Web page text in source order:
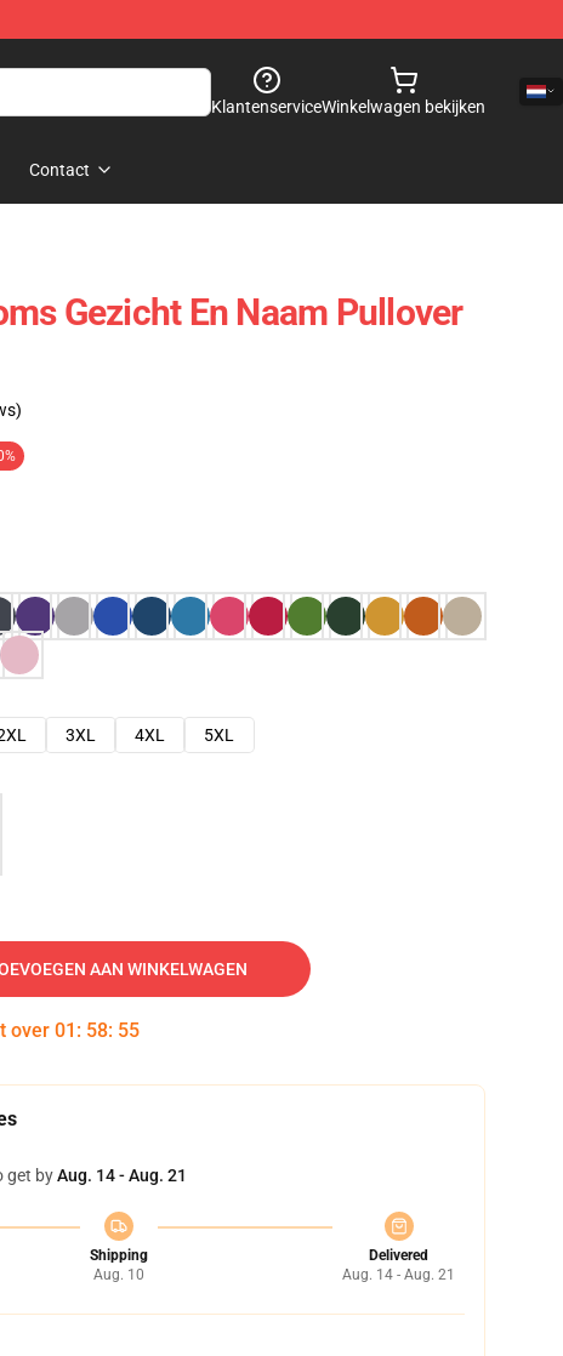
KlantenserviceWinkelwagen bekijken
Contact
Gezicht En Naam Pullover
3XL 4XL
5XL
AAN WINKELWAGEN
over 01 : 58: 54
get byAug. 14 - Aug. 21
Shipping
Aug. 10
Delivered
Aug. 14 - Aug. 21